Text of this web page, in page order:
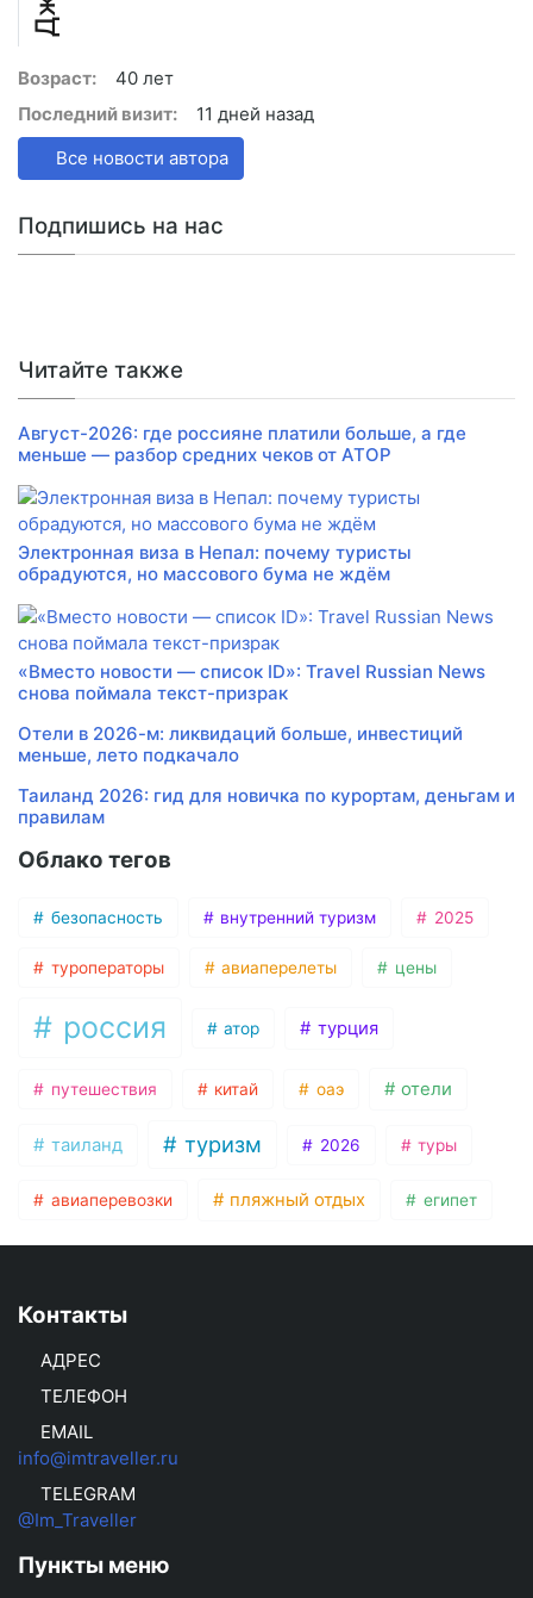
Возраст:
40 лет
Последний визит:
11 дней назад
Все новости автора
Подпишись на нас
Читайте также
Август-2026: где россияне платили больше, а где
меньше — разбор средних чеков от АТОР
Электронная виза в Непал: почему туристы
обрадуются, но массового бума не ждём
«Вместо новости — список ID»: Travel Russian News
снова поймала текст-призрак
Отели в 2026-м: ликвидаций больше, инвестиций
меньше, лето подкачало
Таиланд 2026: гид для новичка по курортам, деньгам и
правилам
Облако тегов
безопасность внутренний туризм 2025
туроператоры авиаперелеты цены
россия атор турция
путешествия китай оаэ отели
таиланд туризм 2026 туры
авиаперевозки пляжный отдых египет
Контакты
АДРЕС
ТЕЛЕФОН
EMAIL
info@imtraveller.ru
TELEGRAM
@Im_Traveller
Пункты меню